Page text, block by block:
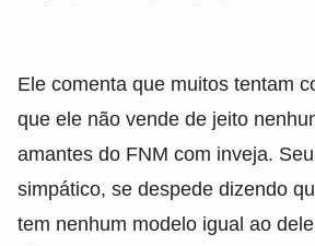
Ele comenta que muitos tentam
que ele não vende de jeito
amantes do FNM com inveja.
simpático, se despede dizendo
tem nenhum modelo igual ao